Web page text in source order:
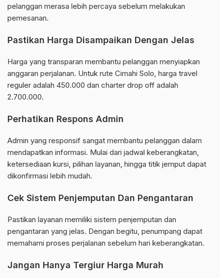
pelanggan merasa lebih percaya sebelum melakukan
pemesanan.
Pastikan Harga Disampaikan Dengan Jelas
Harga yang transparan membantu pelanggan menyiapkan
anggaran perjalanan. Untuk rute Cimahi Solo, harga travel
reguler adalah 450.000 dan charter drop off adalah
2.700.000.
Perhatikan Respons Admin
Admin yang responsif sangat membantu pelanggan dalam
mendapatkan informasi. Mulai dari jadwal keberangkatan,
ketersediaan kursi, pilihan layanan, hingga titik jemput dapat
dikonfirmasi lebih mudah.
Cek Sistem Penjemputan Dan Pengantaran
Pastikan layanan memiliki sistem penjemputan dan
pengantaran yang jelas. Dengan begitu, penumpang dapat
memahami proses perjalanan sebelum hari keberangkatan.
Jangan Hanya Tergiur Harga Murah